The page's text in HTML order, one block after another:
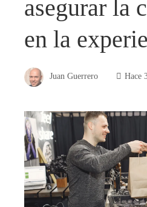
asegurar la
en la
Juan Guerrero Hace